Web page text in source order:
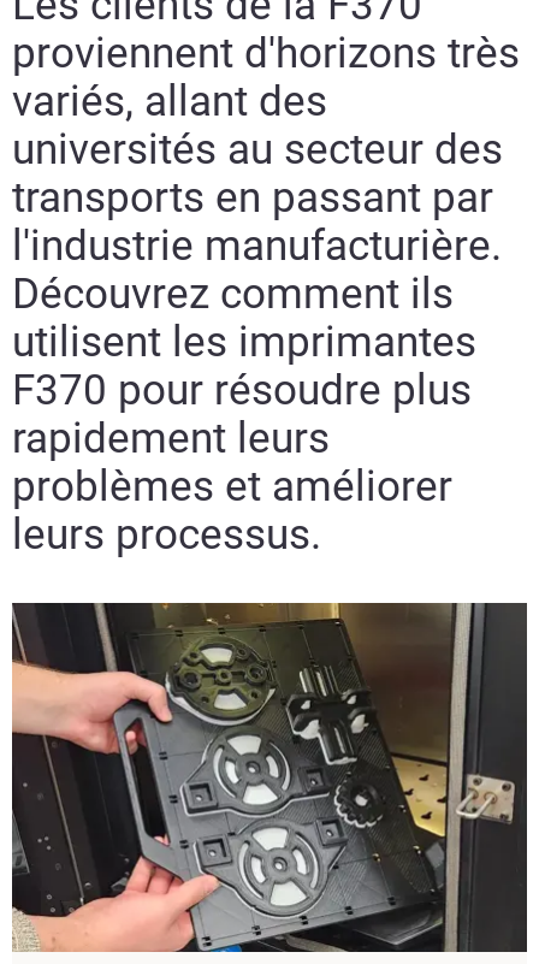
proviennent d'horizons très
variés, allant des
universités au secteur des
transports en passant par
l'industrie manufacturière.
Découvrez comment ils
utilisent les imprimantes
F370 pour résoudre plus
rapidement leurs
problèmes et améliorer
leurs processus.